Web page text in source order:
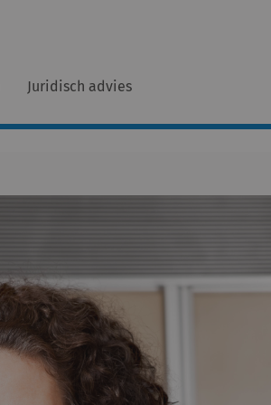
Juridisch advies